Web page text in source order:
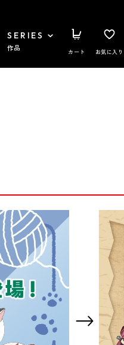
SERIES
作品 カート お気に入り